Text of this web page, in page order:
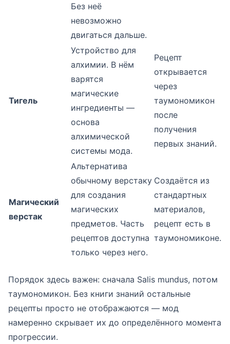
Без неё
невозможно
двигаться дальше.
Тигель
Устройство для
алхимии. В нём
варятся
магические
ингредиенты —
основа
алхимической
системы мода.
Рецепт
открывается
через
таумономикон
после
получения
первых знаний.
Магический
верстак
Альтернатива
обычному верстаку
для создания
магических
предметов. Часть
рецептов доступна
только через него.
Создаётся из
стандартных
материалов,
рецепт есть в
таумономиконе.
Порядок здесь важен: сначала Salis mundus, потом
таумономикон. Без книги знаний остальные
рецепты просто не отображаются — мод
намеренно скрывает их до определённого момента
прогрессии.